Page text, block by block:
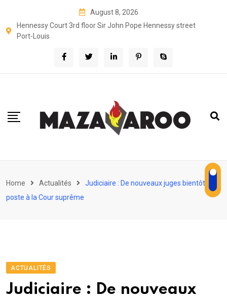
content
August 8, 2026
Hennessy Court 3rd floor Sir John Pope Hennessy street
Port-Louis
Home Actualités
Judiciaire : De nouveaux juges bientôt en
poste à la Cour suprême
ACTUALITÉS
Judiciaire : De nouveaux